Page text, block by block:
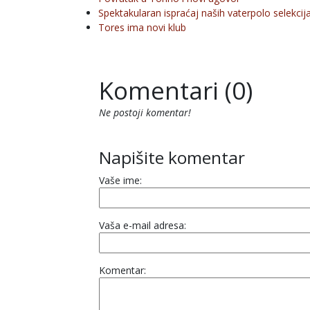
Spektakularan ispraćaj naših vaterpolo
Tores ima novi klub
Komentari (0)
Ne postoji komentar!
Napišite komentar
Vaše ime:
Vaša e-mail adresa:
Komentar: